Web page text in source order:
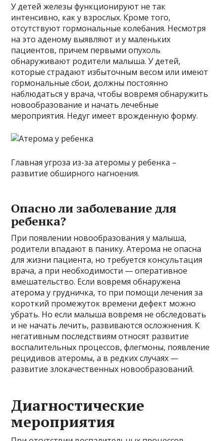
У детей железы функционируют не так
интенсивно, как у взрослых. Кроме того,
отсутствуют гормональные колебания. Несмотря
на это аденому выявляют и у маленьких
пациентов, причем первыми опухоль
обнаруживают родители малыша. У детей,
которые страдают избыточным весом или имеют
гормональные сбои, должны постоянно
наблюдаться у врача, чтобы вовремя обнаружить
новообразование и начать лечебные
мероприятия. Недуг имеет врожденную форму.
Главная угроза из-за атеромы у ребенка –
развитие обширного нагноения.
Опасно ли заболевание для
ребенка?
При появлении новообразования у малыша,
родители впадают в панику. Атерома не опасна
для жизни пациента, но требуется консультация
врача, а при необходимости — оперативное
вмешательство. Если вовремя обнаружена
атерома у грудничка, то при помощи лечения за
короткий промежуток времени дефект можно
убрать. Но если малыша вовремя не обследовать
и не начать лечить, развиваются осложнения. К
негативным последствиям относят развитие
воспалительных процессов, флегмоны, появление
рецидивов атеромы, а в редких случаях —
развитие злокачественных новообразований.
Диагностические
мероприятия